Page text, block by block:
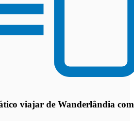
viajar de Wanderlândia com